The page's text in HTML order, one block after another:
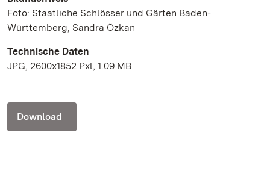
Foto: Staatliche Schlösser und Gärten Baden-
Württemberg, Sandra Özkan
Technische Daten
JPG, 2600x1852 Pxl, 1.09 MB
Download